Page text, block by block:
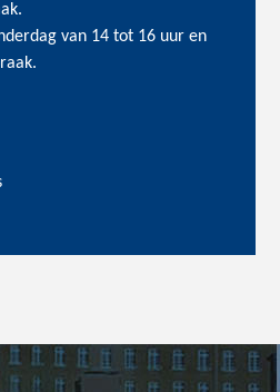
van 14 tot 16 uur en